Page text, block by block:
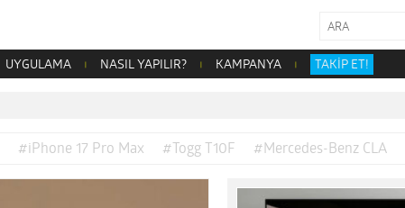
UYGULAMA NASIL YAPILIR? KAMPANYA TAKİP ET!
#iPhone 17 Pro Max #Togg T10F #Mercedes-Benz CLA